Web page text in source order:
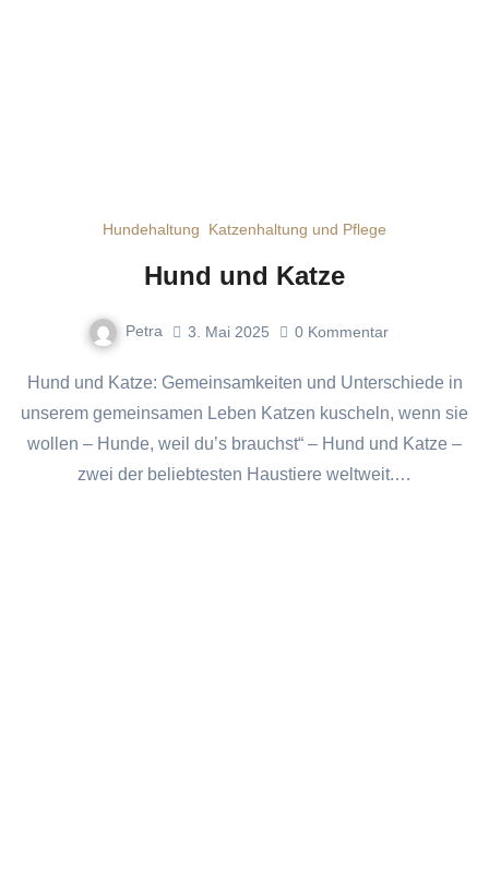
Hundehaltung Katzenhaltung und Pflege
Hund und Katze
Petra 3. Mai 2025 0 Kommentar
Hund und Katze: Gemeinsamkeiten und Unterschiede in
unserem gemeinsamen Leben Katzen kuscheln, wenn sie
wollen – Hunde, weil du’s brauchst“ – Hund und Katze –
zwei der beliebtesten Haustiere weltweit.…